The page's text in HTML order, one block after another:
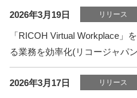
2026年3月19日 リリース
「RICOH Virtual Workplace」
る業務を効率化(リコージャパ
2026年3月17日 リリース